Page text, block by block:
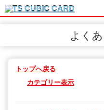
よく
トップへ戻る
カテゴリー表示